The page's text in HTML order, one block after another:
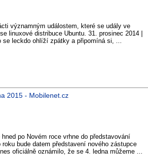
významným událostem, které se udály ve
linuxové distribuce Ubuntu. 31. prosinec 2014 |
se leckdo ohlíží zpátky a připomíná si, ...
2015 - Mobilenet.cz
po Novém roce vrhne do představování
bude datem představení nového zástupce
oficiálně oznámilo, že se 4. ledna můžeme ...